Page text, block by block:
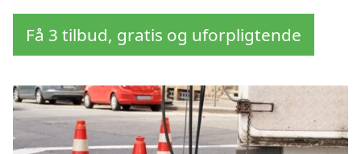
Få 3 tilbud, gratis og uforpligtende